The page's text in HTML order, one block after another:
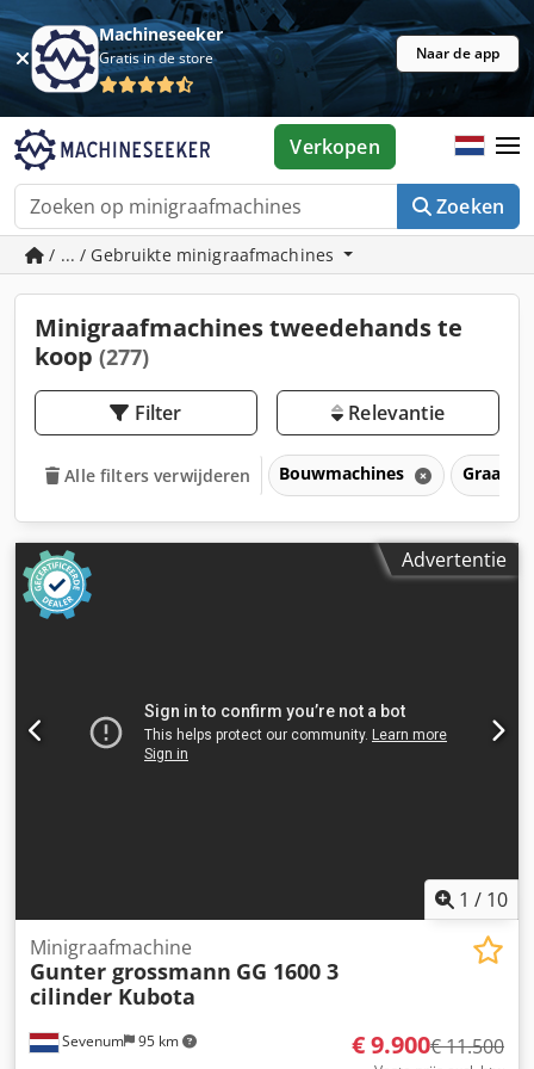
Machineseeker
Gratis in de store Naar de app
Zoeken
Verkopen
/ ... / Gebruikte minigraafmachines
Minigraafmachines tweedehands te
koop (277)
Filter Relevantie
Alle filters verwijderen Bouwmachines
Advertentie
1 / 10
Sevenum 95 km
Minigraafmachine
Gunter grossmann GG 1600 3
cilinder Kubota
€ 9.900€ 11.500